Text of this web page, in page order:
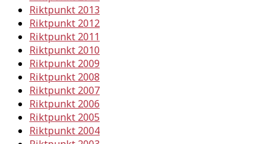
Riktpunkt 2013
Riktpunkt 2012
Riktpunkt 2011
Riktpunkt 2010
Riktpunkt 2009
Riktpunkt 2008
Riktpunkt 2007
Riktpunkt 2006
Riktpunkt 2005
Riktpunkt 2004